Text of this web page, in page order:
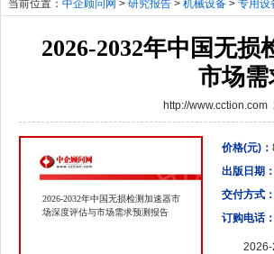
当前位置： 中企顾问网 > 研究报告 > 机械设备 > 专用设
2026-2032年中国无
市场
http://
2026-2032年中国无损检测加速器市
场深度评估与市场需求预测报告
价格(元)：
出版日期：
交付方式：
订购电话：
2026-